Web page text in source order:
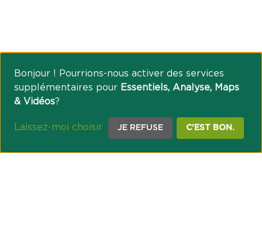
Bonjour ! Pourrions-nous activer des services
supplémentaires pour Essentiels, Analyse, Maps
& Vidéos?
Laissez-moi choisir JE REFUSE C'EST BON.